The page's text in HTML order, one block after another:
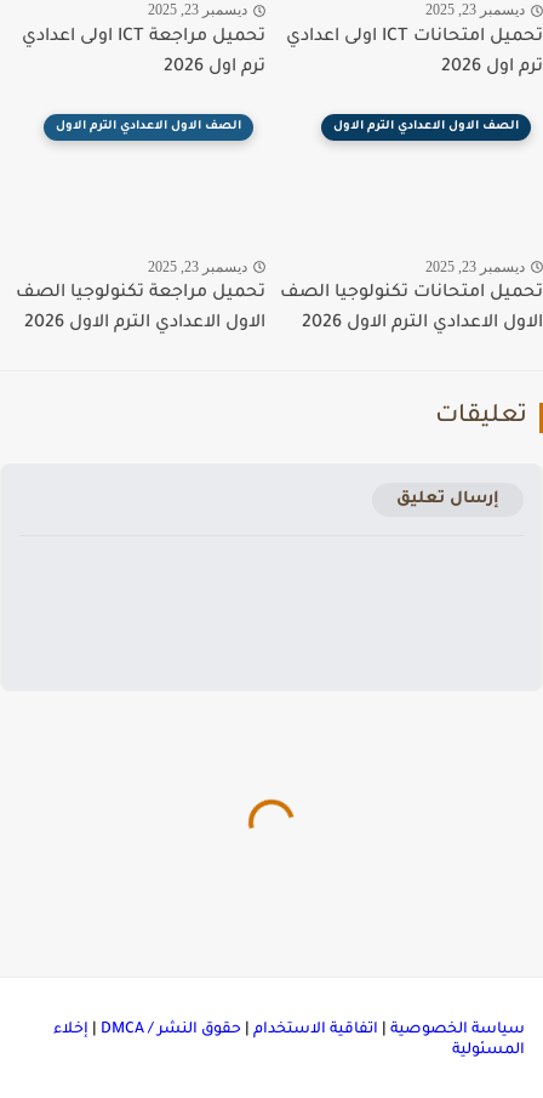
23, 2025
تحميل امتحانات ICT اولى اعدادي
2026
ديسمبر 23, 2025
تحميل مراجعة ICT اولى اعدادي
ترم اول 2026
الصف الاول الاعدادي الترم الاول
23, 2025
امتحانات تكنولوجيا الصف
الاعدادي الترم الاول 2026
الصف الاول الاعدادي الترم الاول
ديسمبر 23, 2025
تحميل مراجعة تكنولوجيا الصف
الاول الاعدادي الترم الاول 2026
إرسال تعليق
الخصوصية|اتفاقية الاستخدام|حقوق النشر / DMCA |إخلاء